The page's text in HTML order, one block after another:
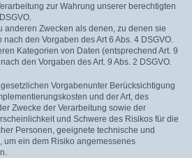
zur Wahrung unserer berechtigten
anderen Zwecken als denen, zu denen sie
den Vorgaben des Art 6 Abs. 4 DSGVO.
Kategorien von Daten (entsprechend Art. 9
den Vorgaben des Art. 9 Abs. 2 DSGVO.
Vorgabenunter Berücksichtigung
und der Art, des
Zwecke der Verarbeitung sowie der
und Schwere des Risikos für die
Personen, geeignete technische und
ein dem Risiko angemessenes